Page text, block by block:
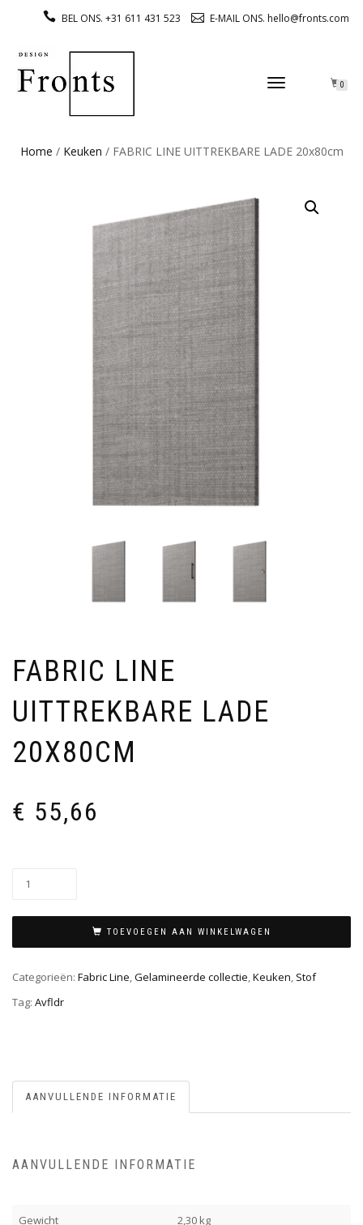
BEL ONS. +31 611 431 523 E-MAIL ONS. hello@fronts.com
TOGGLE
0
Home / Keuken / FABRIC LINE UITTREKBARE LADE 20x80cm
FABRIC LINE
UITTREKBARE LADE
20X80CM
€ 55,66
TOEVOEGEN AAN WINKELWAGEN
Categorieën: Fabric Line,Gelamineerde collectie,Keuken, Stof
Tag: Avfldr
AANVULLENDE INFORMATIE
AANVULLENDE INFORMATIE
Gewicht 2,30 kg